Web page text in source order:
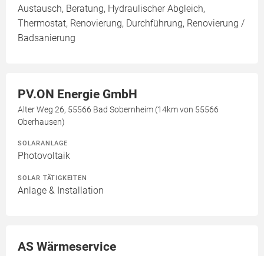
Austausch, Beratung, Hydraulischer Abgleich,
Thermostat, Renovierung, Durchführung, Renovierung /
Badsanierung
PV.ON Energie GmbH
Alter Weg 26, 55566 Bad Sobernheim (14km von 55566
Oberhausen)
SOLARANLAGE
Photovoltaik
SOLAR TÄTIGKEITEN
Anlage & Installation
AS Wärmeservice